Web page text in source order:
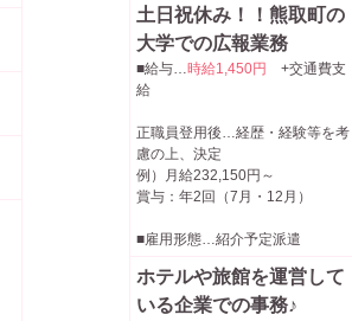
土日祝休み！！熊取町の
大学での広報業務
■給与…時給1,450円
+交通費支
給
正職員登用後…経歴・経験等を考
慮の上、決定
例）月給232,150円～
賞与：年2回（7月・12月）
■雇用形態…紹介予定派遣
ホテルや旅館を運営して
いる企業での事務♪